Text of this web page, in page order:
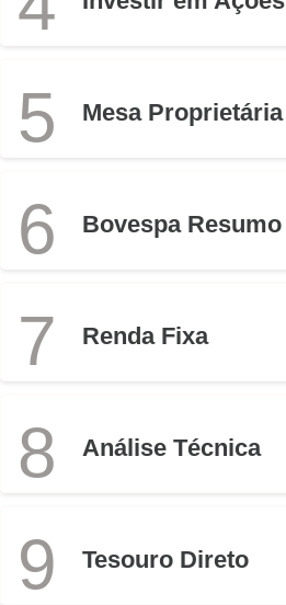
5 Mesa Proprietária
6 Bovespa Resumo
7 Renda Fixa
8 Análise Técnica
9 Tesouro Direto